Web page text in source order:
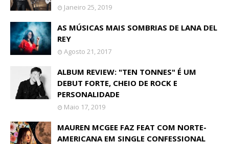
Janeiro 25, 2019
AS MÚSICAS MAIS SOMBRIAS DE LANA DEL
REY
Agosto 21, 2017
ALBUM REVIEW: "TEN TONNES" É UM
DEBUT FORTE, CHEIO DE ROCK E
PERSONALIDADE
Maio 17, 2019
MAUREN MCGEE FAZ FEAT COM NORTE-
AMERICANA EM SINGLE CONFESSIONAL